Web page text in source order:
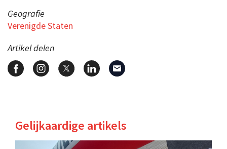
Geografie
Verenigde Staten
Artikel delen
Gelijkaardige artikels